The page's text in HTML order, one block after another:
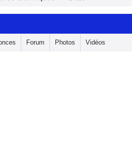
Forum Photos Vidéos